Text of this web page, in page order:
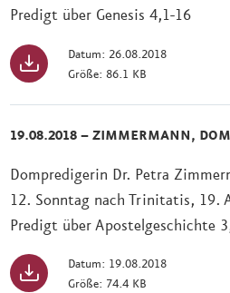
Predigt über Genesis 4,1-16
Datum: 26.08.2018
Größe: 86.1 KB
19.08.2018 – ZIMMERMANN,
Dompredigerin Dr. Petra
12. Sonntag nach Trinitatis, 19.
Predigt über Apostelgeschichte
Datum: 19.08.2018
Größe: 74.4 KB